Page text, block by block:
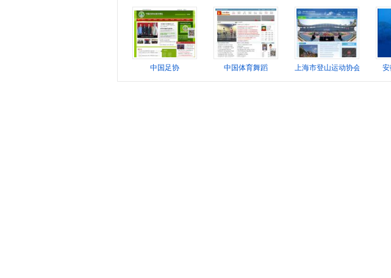
中国足协 中国体育舞蹈 上海市登山运动协会